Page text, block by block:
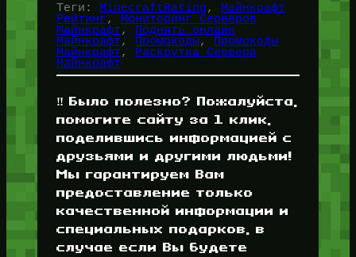
Теги: MinecraftRating,
Майнкрафт
Рейтинг,
Мониторинг Серверов
Майнкрафт,
Поднять онлайн
Майнкрафт, Промокоды,
Промокоды
Майнкрафт,
Раскрутка Сервера
Майнкрафт
‼️ Было полезно? Пожалуйста,
помогите сайту за 1 клик,
поделившись информацией с
друзьями и другими людьми!
Мы гарантируем Вам
предоставление только
качественной информации и
специальных подарков, в
случае если Вы будете